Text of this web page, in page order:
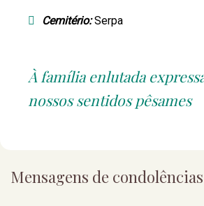
Cemitério:Serpa
À família enlutada
nossos sentidos pêsames
Mensagens de condolências